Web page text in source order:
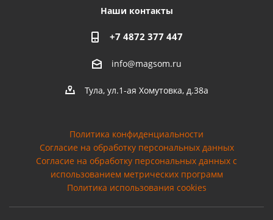
Наши контакты
+7 4872 377 447
info@magsom.ru
Тула, ул.1-ая Хомутовка, д.38а
Политика конфиденциальности
Согласие на обработку персональных данных
Cогласие на обработку персональных данных с
использованием метрических программ
Политика использования cookies